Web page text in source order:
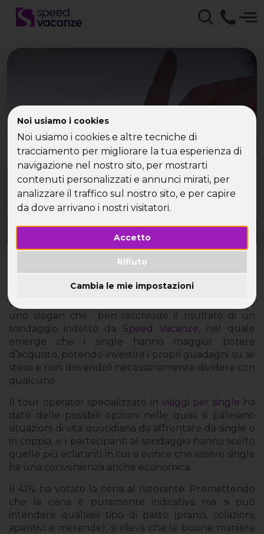
Noi usiamo i cookies
Noi usiamo i cookies e altre tecniche di
tracciamento per migliorare la tua esperienza di
navigazione nel nostro sito, per mostrarti
contenuti personalizzati e annunci mirati, per
analizzare il traffico sul nostro sito, e per capire
da dove arrivano i nostri visitatori.
Accetto
Rifiuto
Cambia le mie impostazioni
I single hanno maggiore
potere d’acquisto
Niente obblighi, solo piaceri
Single è meglio; anche per il portafoglio! Questo è
uno slogan che ben racchiude il risultato di un
sondaggio indetto da Speed Vacanze, nel quale
emerge che i single hanno maggior potere
d’acquisto, potendo investire i propri guadagni su se
stessi e non dovendoli necessariamente dividere con
qualcuno.
Il tour operator specializzato in viaggi per single ha
dato delle possibili opzioni nelle quali si palesano
situazioni di vita quotidiana da affrontare da single o
in coppia, e i partecipanti al sondaggio hanno scelto
quelle più eclatanti in cui si evince che essere single
ha una convenienza anche economica.
Il 41% ha votato la cena al ristorante. Premettendo
che la cena è puramente indicativa ma si può
intendere qualsiasi tipo di pasto (pranzi, colazioni,
aperitivi e merende), si rileva che le buone maniere